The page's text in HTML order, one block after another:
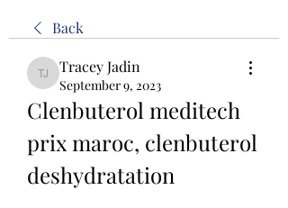
Back
Tracey Jadin
Tracey Jadin
September 9, 2023
Clenbuterol meditech
prix maroc, clenbuterol
deshydratation